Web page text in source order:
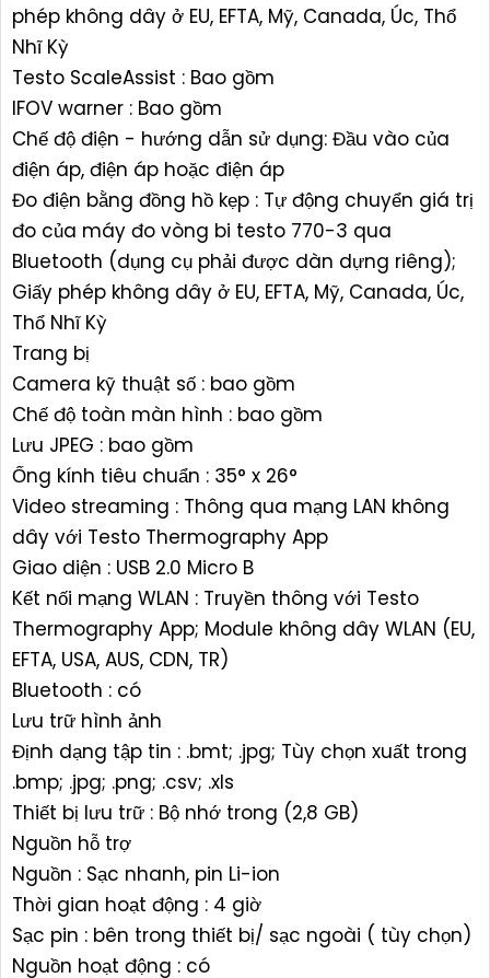
phép không dây ở EU, EFTA, Mỹ, Canada, Úc, Thổ
Nhĩ Kỳ
Testo ScaleAssist : Bao gồm
IFOV warner : Bao gồm
Chế độ điện - hướng dẫn sử dụng: Đầu vào của
điện áp, điện áp hoặc điện áp
Đo điện bằng đồng hồ kẹp : Tự động chuyển giá trị
đo của máy đo vòng bi testo 770-3 qua
Bluetooth (dụng cụ phải được dàn dựng riêng);
Giấy phép không dây ở EU, EFTA, Mỹ, Canada, Úc,
Thổ Nhĩ Kỳ
Trang bị
Camera kỹ thuật số : bao gồm
Chế độ toàn màn hình : bao gồm
Lưu JPEG : bao gồm
Ống kính tiêu chuẩn : 35° x 26°
Video streaming : Thông qua mạng LAN không
dây với Testo Thermography App
Giao diện : USB 2.0 Micro B
Kết nối mạng WLAN : Truyền thông với Testo
Thermography App; Module không dây WLAN (EU,
EFTA, USA, AUS, CDN, TR)
Bluetooth : có
Lưu trữ hình ảnh
Định dạng tập tin : .bmt; .jpg; Tùy chọn xuất trong
.bmp; .jpg; .png; .csv; .xls
Thiết bị lưu trữ : Bộ nhớ trong (2,8 GB)
Nguồn hỗ trợ
Nguồn : Sạc nhanh, pin Li-ion
Thời gian hoạt động : 4 giờ
Sạc pin : bên trong thiết bị/ sạc ngoài ( tùy chọn)
Nguồn hoạt động : có